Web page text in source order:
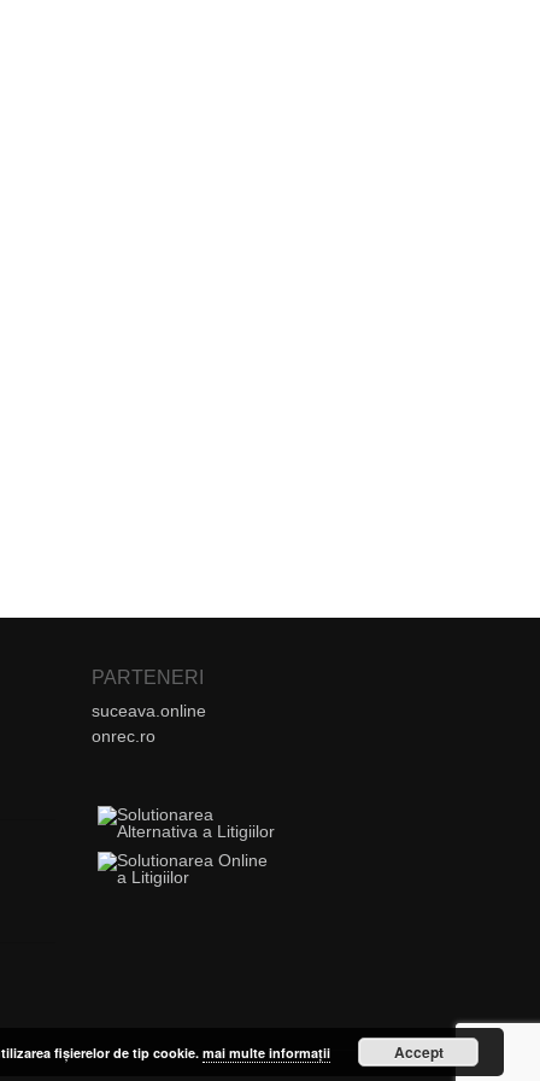
PARTENERI
suceava.online
onrec.ro
fișierelor de tip cookie. mai multe informații Accept